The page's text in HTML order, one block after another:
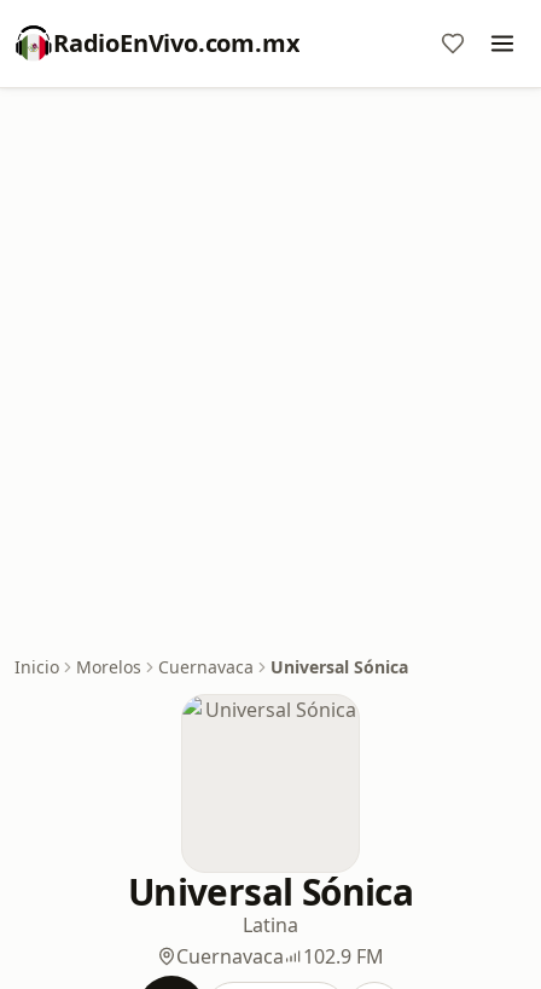
RadioEnVivo.com.mx
Inicio Morelos Cuernavaca Universal Sónica
Universal Sónica
Latina
Cuernavaca
102.9 FM